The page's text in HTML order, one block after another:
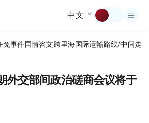
中文
免事件国情咨文跨里海国际运输路线/中间走廊
外交部间政治磋商会议将于